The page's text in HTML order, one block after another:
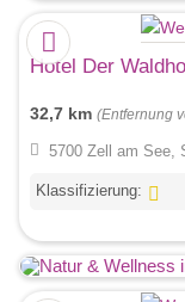
Hotel Der
32,7 km (Entfernung
5700 Zell am See,
Klassifizierung: